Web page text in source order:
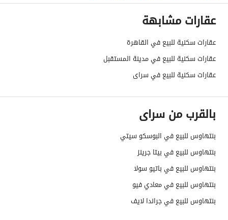
عقارات مشابهة
عقارات سكنية للبيع في القاهرة
عقارات سكنية للبيع في مدينة المستقبل
عقارات سكنية للبيع في سراى
بالقرب من سراى
بنتهاوس للبيع في البوسكو سيتي
بنتهاوس للبيع في بيتا جرينز
بنتهاوس للبيع في باتيو سولا
بنتهاوس للبيع في معادي فيو
بنتهاوس للبيع في جراندا لايف